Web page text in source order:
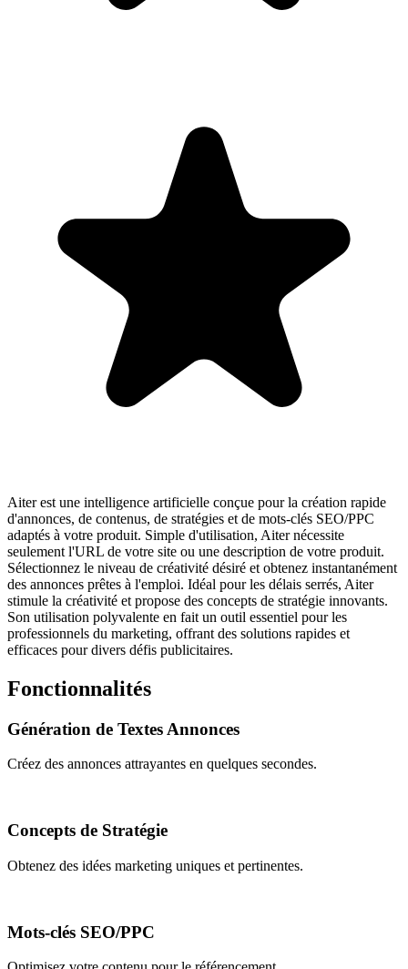
Aiter est une intelligence artificielle conçue pour la création rapide
d'annonces, de contenus, de stratégies et de mots-clés SEO/PPC
adaptés à votre produit. Simple d'utilisation, Aiter nécessite
seulement l'URL de votre site ou une description de votre produit.
Sélectionnez le niveau de créativité désiré et obtenez instantanément
des annonces prêtes à l'emploi. Idéal pour les délais serrés, Aiter
stimule la créativité et propose des concepts de stratégie innovants.
Son utilisation polyvalente en fait un outil essentiel pour les
professionnels du marketing, offrant des solutions rapides et
efficaces pour divers défis publicitaires.
Fonctionnalités
Génération de Textes Annonces
Créez des annonces attrayantes en quelques secondes.
Concepts de Stratégie
Obtenez des idées marketing uniques et pertinentes.
Mots-clés SEO/PPC